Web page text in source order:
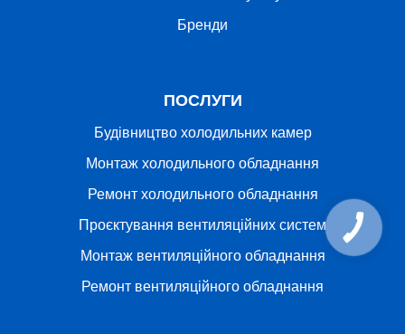
Бренди
ПОСЛУГИ
Будівництво холодильних камер
Монтаж холодильного обладнання
Ремонт холодильного обладнання
Проєктування вентиляційних систем
Монтаж вентиляційного обладнання
Ремонт вентиляційного обладнання